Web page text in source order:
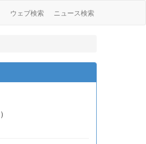
ウェブ検索 ニュース検索
)